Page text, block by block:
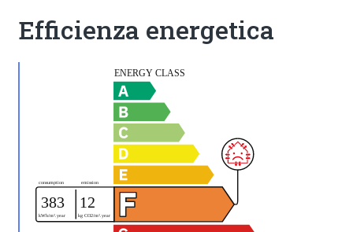
Efficienza energetica